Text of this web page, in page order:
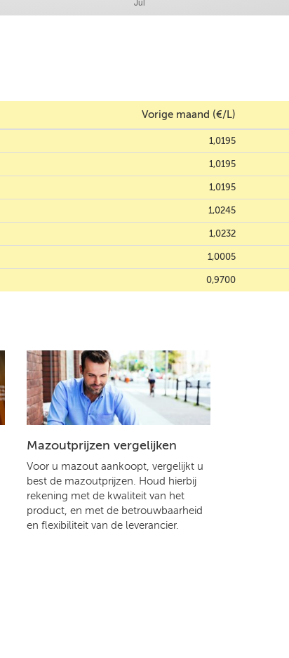
Vorige maand (€/L)
1,0195
1,0195
1,0195
1,0245
1,0232
1,0005
0,9700
Mazoutprijzen vergelijken
Voor u mazout aankoopt, vergelijkt u
best de mazoutprijzen. Houd hierbij
rekening met de kwaliteit van het
product, en met de betrouwbaarheid
en flexibiliteit van de leverancier.